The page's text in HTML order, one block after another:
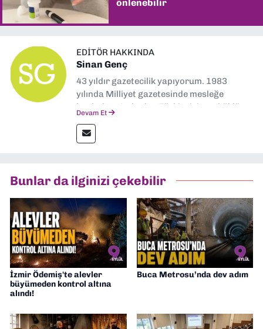
önlenebilir
EDITÖR HAKKINDA
Sinan Genç
43 yıldır gazetecilik yapıyorum. 1983
yılında Milliyet gazetesinde mesleğe
başladım. Ardından Türkiye’nin en köklü
muhabir, editör, müdür yardımcısı ve spor
müdürü olarak görev yaptım. Ayrıca Yeni
Gazetesi'nde editörlük yapıyorum
Devam Et
Bunlar da ilginizi çekebilir
İzmir Ödemiş'te alevler
büyümeden kontrol altına
alındı!
Buca Metrosu’nda dev adım